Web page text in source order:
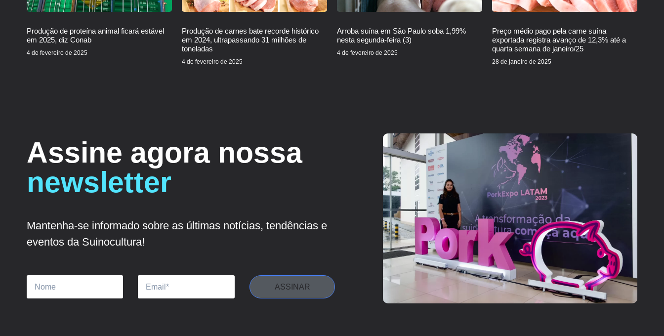
Produção de proteína animal ficará estável
em 2025, diz Conab
4 de fevereiro de 2025
Produção de carnes bate recorde histórico
em 2024, ultrapassando 31 milhões de
toneladas
4 de fevereiro de 2025
Arroba suína em São Paulo soba 1,99%
nesta segunda-feira (3)
4 de fevereiro de 2025
Preço médio pago pela carne suína
exportada registra avanço de 12,3% até a
quarta semana de janeiro/25
28 de janeiro de 2025
Assine agora nossa
newsletter
Mantenha-se informado sobre as últimas notícias, tendências e
eventos da Suinocultura!
ASSINAR